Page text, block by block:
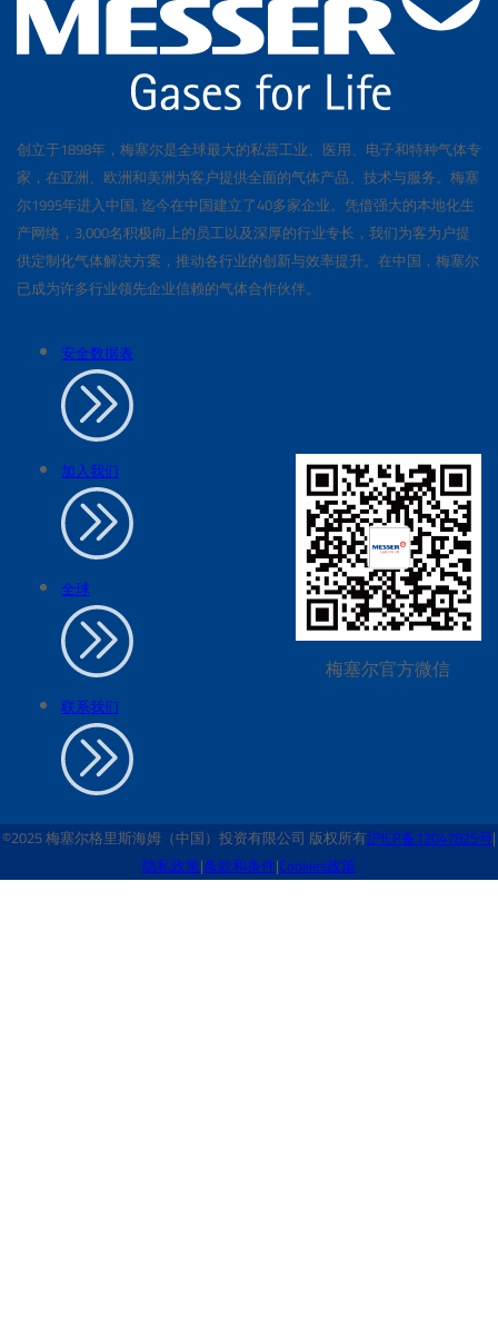
创立于1898年，梅塞尔是全球最大的私营工业、医用、电子和特种气体专
家，在亚洲、欧洲和美洲为客户提供全面的气体产品、技术与服务。梅塞
尔1995年进入中国, 迄今在中国建立了40多家企业。凭借强大的本地化生
产网络，3,000名积极向上的员工以及深厚的行业专长，我们为客为户提
供定制化气体解决方案，推动各行业的创新与效率提升。在中国，梅塞尔
已成为许多行业领先企业信赖的气体合作伙伴。
安全数据表
加入我们
全球
联系我们
梅塞尔官方微信
©2025 梅塞尔格里斯海姆（中国）投资有限公司 版权所有沪ICP备12047825号|
隐私政策|条款和条件|Cookies政策